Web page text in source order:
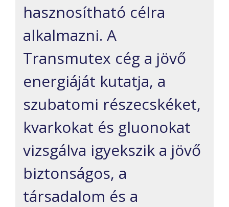
hasznosítható célra
alkalmazni. A
Transmutex cég a jövő
energiáját kutatja, a
szubatomi részecskéket,
kvarkokat és gluonokat
vizsgálva igyekszik a jövő
biztonságos, a
társadalom és a